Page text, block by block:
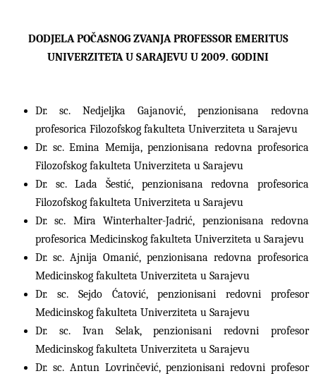
DODJELA POČASNOG ZVANJA PROFESSOR EMERITUS
UNIVERZITETA U SARAJEVU U 2009. GODINI
Dr. sc. Nedjeljka Gajanović, penzionisana redovna
profesorica Filozofskog fakulteta Univerziteta u Sarajevu
Dr. sc. Emina Memija, penzionisana redovna profesorica
Filozofskog fakulteta Univerziteta u Sarajevu
Dr. sc. Lada Šestić, penzionisana redovna profesorica
Filozofskog fakulteta Univerziteta u Sarajevu
Dr. sc. Mira Winterhalter-Jadrić, penzionisana redovna
profesorica Medicinskog fakulteta Univerziteta u Sarajevu
Dr. sc. Ajnija Omanić, penzionisana redovna profesorica
Medicinskog fakulteta Univerziteta u Sarajevu
Dr. sc. Sejdo Ćatović, penzionisani redovni profesor
Medicinskog fakulteta Univerziteta u Sarajevu
Dr. sc. Ivan Selak, penzionisani redovni profesor
Medicinskog fakulteta Univerziteta u Sarajevu
Dr. sc. Antun Lovrinčević, penzionisani redovni profesor